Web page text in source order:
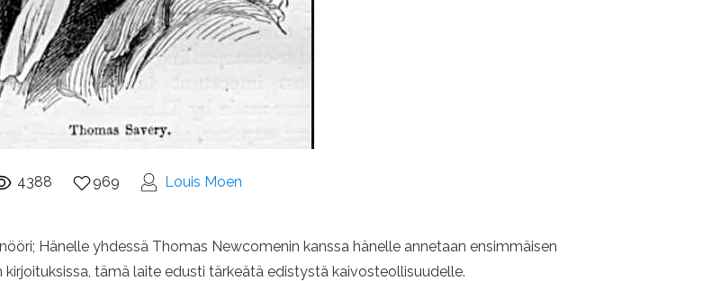
4388 969 Louis Moen
Hänelle yhdessä Thomas Newcomenin kanssa hänelle annetaan ensimmäisen
tämä laite edusti tärkeätä edistystä kaivosteollisuudelle.